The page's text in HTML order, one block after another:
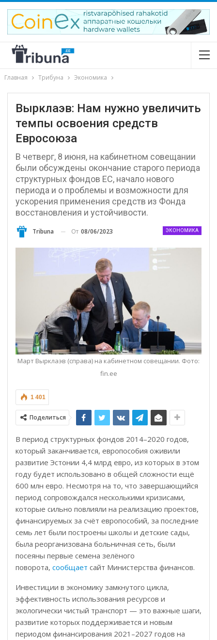
Главная Трибуна Экономика
Вырклаэв: Нам нужно увеличить
темпы освоения средств
Евросоюза
В четверг, 8 июня, на кабинетном совещании
были обсуждены окончание старого периода
структурных фондов ЕС, начало нового
периода и о проблемы и возможности для
ускорения применения средств из Фонда
восстановления и устойчивости.
ЭКОНОМИКА
Tribuna От 08/06/2023
Март Вырклаэв (справа) на кабинетном совещании. Фото:
fin.ee
1 401
Поделиться
В период структурных фондов 2014–2020 годов,
который заканчивается, европособия оживили
развитие Эстонии 4,4 млрд евро, из которых в этом
году будет использовано в общей сложности ещё
600 млн евро. Несмотря на то, что завершающийся
период сопровождался несколькими кризисами,
которые сильно повлияли на реализацию проектов,
финансируемых за счёт европособий, за последние
семь лет были построены школы и детские сады,
была реорганизована больничная сеть, были
посеяны первые семена зелёного
поворота, сообщает сайт Министерства финансов.
Инвестиции в экономику замкнутого цикла,
эффективность использования ресурсов и
экологически чистый транспорт — это важные шаги,
развитие которых поддерживается и новым
периодом финансирования 2021–2027 годов на